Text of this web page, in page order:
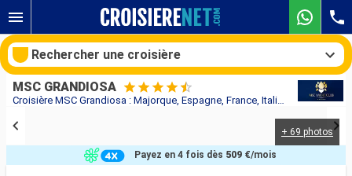
Croisière MSC Grandiosa : Majorque, Espagne, France, Italie au départ de Palma de Majorque
MSC GRANDIOSA
+ 69 photos
Payez en 4 fois dès 509 €/mois
Rechercher une croisière